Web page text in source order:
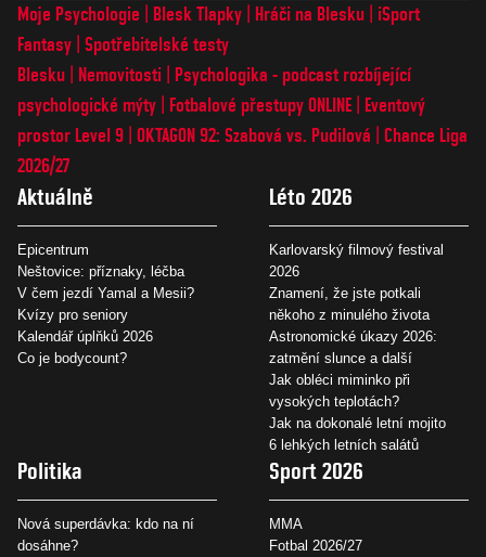
Moje Psychologie Blesk Tlapky Hráči na Blesku
iSport
Fantasy Spotřebitelské testy
Blesku
Nemovitosti
Psychologika - podcast rozbíjející
psychologické mýty
Fotbalové přestupy ONLINE
Eventový
prostor Level 9 OKTAGON 92: Szabová vs. Pudilová
Chance Liga
2026/27
Aktuálně
Epicentrum
Neštovice: příznaky, léčba
V čem jezdí Yamal a Mesii?
Kvízy pro seniory
Kalendář úplňků 2026
Co je bodycount?
Léto 2026
Karlovarský filmový festival
2026
Znamení, že jste potkali
někoho z minulého života
Astronomické úkazy 2026:
zatmění slunce a další
Jak obléci miminko při
vysokých teplotách?
Jak na dokonalé letní mojito
6 lehkých letních salátů
Politika
Nová superdávka: kdo na ní
dosáhne?
Sport 2026
MMA
Fotbal 2026/27